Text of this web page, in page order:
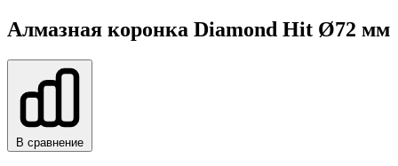
Алмазная коронка Diamond Hit Ø72 мм
В сравнение